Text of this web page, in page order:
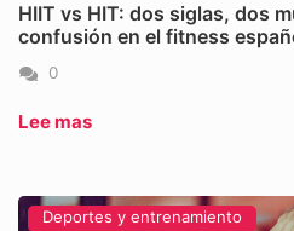
HIIT vs HIT: dos siglas, dos
confusión en el fitness
0
Lee mas
Deportes y entrenamiento